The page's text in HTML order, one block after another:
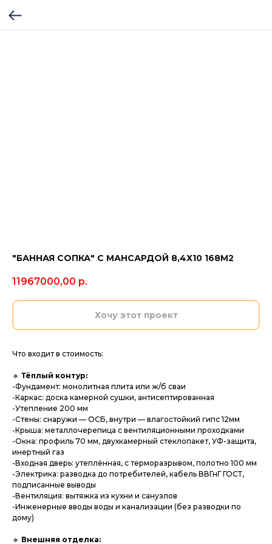
"БАННАЯ СОПКА" С МАНСАРДОЙ 8,4Х10 168М2
11967000,00 р.
Хочу этот проект
Что входит в стоимость:
🔹 Тёплый контур:
-Фундамент: монолитная плита или ж/б сваи
-Каркас: доска камерной сушки, антисептированная
-Утепление 200 мм
-Стены: снаружи — ОСБ, внутри — влагостойкий гипс 12мм
-Крыша: металлочерепица с вентиляционными проходками
-Окна: профиль 70 мм, двухкамерный стеклопакет, УФ-защита,
инертный газ
-Входная дверь: утеплённая, с терморазрывом, полотно 100 мм
-Электрика: разводка до потребителей, кабель ВВГнГ ГОСТ,
подписанные выводы
-Вентиляция: вытяжка из кухни и санузлов
-Инженерные вводы воды и канализации (без разводки по
дому)
🔹 Внешняя отделка: